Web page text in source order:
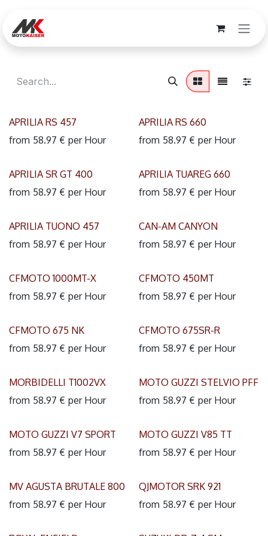
APRILIA RS 457
from 58.97 € per Hour
APRILIA RS 660
from 58.97 € per Hour
APRILIA SR GT 400
from 58.97 € per Hour
APRILIA TUAREG 660
from 58.97 € per Hour
APRILIA TUONO 457
from 58.97 € per Hour
CAN-AM CANYON
from 58.97 € per Hour
CFMOTO 1000MT-X
from 58.97 € per Hour
CFMOTO 450MT
from 58.97 € per Hour
CFMOTO 675 NK
from 58.97 € per Hour
CFMOTO 675SR-R
from 58.97 € per Hour
MORBIDELLI T1002VX
from 58.97 € per Hour
MOTO GUZZI STELVIO PFF
from 58.97 € per Hour
MOTO GUZZI V7 SPORT
from 58.97 € per Hour
MOTO GUZZI V85 TT
from 58.97 € per Hour
MV AGUSTA BRUTALE 800
from 58.97 € per Hour
QJMOTOR SRK 921
from 58.97 € per Hour